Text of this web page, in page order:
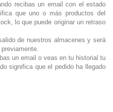
recibas un email con el estado
que uno o más productos del
lo que puede originar un retraso
de nuestros almacenes y será
un email o veas en tu historial tu
significa que el pedido ha llegado